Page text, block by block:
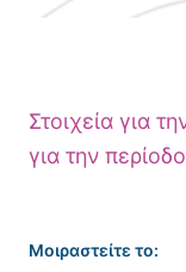
Στοιχεία για
για την
Μοιραστείτε το: